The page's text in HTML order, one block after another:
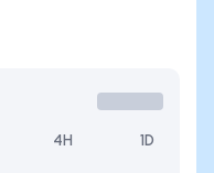
4H 1D